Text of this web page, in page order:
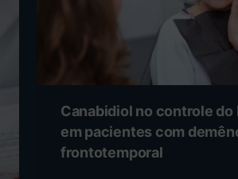
Canabidiol no controle do
em pacientes com
frontotemporal